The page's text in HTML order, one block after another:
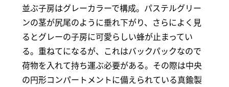
並ぶ子房はグレーカラーで構成。パステルグリー
ンの茎が尻尾のように垂れ下がり、さらによく見
るとグレーの子房に可愛らしい蜂が止まってい
る。重ねてになるが、これはバックパックなので
荷物を入れて持ち運ぶ必要がある。その際は中央
の円形コンパートメントに備えられている真鍮製